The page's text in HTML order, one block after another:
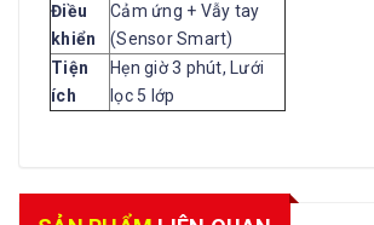
Điều
khiển
Cảm ứng + Vẫy tay
(Sensor Smart)
Tiện
ích
Hẹn giờ 3 phút, Lưới
lọc 5 lớp